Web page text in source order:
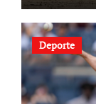
Deporte